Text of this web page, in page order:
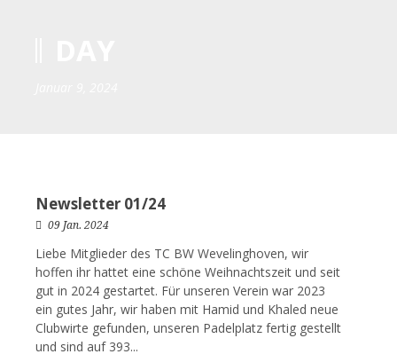
Newsletter 01/24
09 Jan. 2024
Liebe Mitglieder des TC BW Wevelinghoven, wir
hoffen ihr hattet eine schöne Weihnachtszeit und seit
gut in 2024 gestartet. Für unseren Verein war 2023
ein gutes Jahr, wir haben mit Hamid und Khaled neue
Clubwirte gefunden, unseren Padelplatz fertig gestellt
und sind auf 393...